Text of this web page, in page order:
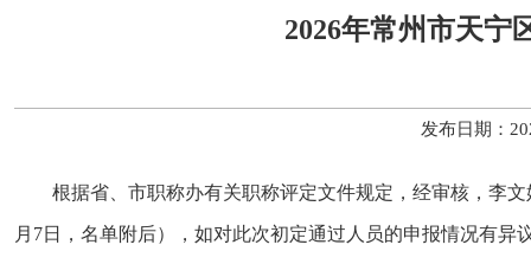
2026年常州市天宁
发布日期：
根据省、市职称办有关职称评定文件规定，经审核，李
月7日，名单附后），如对此次初定通过人员的申报情况有